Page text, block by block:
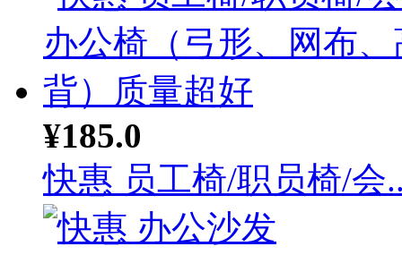
¥185.0
快惠 员工椅/职员椅/会